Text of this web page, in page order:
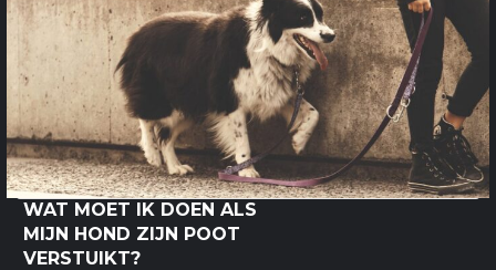
WAT MOET IK DOEN ALS
MIJN HOND ZIJN POOT
VERSTUIKT?